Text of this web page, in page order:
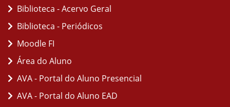
Biblioteca - Acervo Geral
Biblioteca - Periódicos
Moodle FI
Área do Aluno
AVA - Portal do Aluno Presencial
AVA - Portal do Aluno EAD